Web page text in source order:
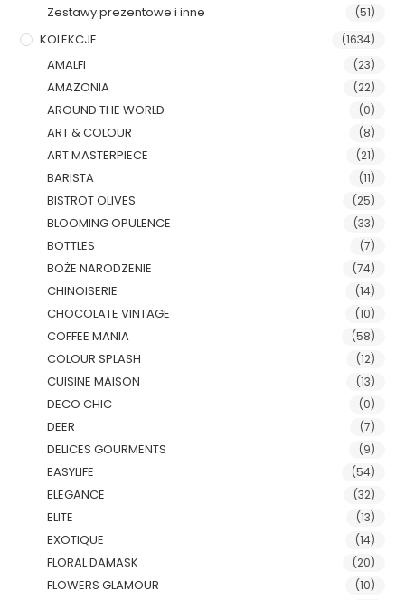
Zestawy prezentowe i inne (51)
KOLEKCJE (1634)
AMALFI (23)
AMAZONIA (22)
AROUND THE WORLD (0)
ART & COLOUR (8)
ART MASTERPIECE (21)
BARISTA (11)
BISTROT OLIVES (25)
BLOOMING OPULENCE (33)
BOTTLES (7)
BOŻE NARODZENIE (74)
CHINOISERIE (14)
CHOCOLATE VINTAGE (10)
COFFEE MANIA (58)
COLOUR SPLASH (12)
CUISINE MAISON (13)
DECO CHIC (0)
DEER (7)
DELICES GOURMENTS (9)
EASYLIFE (54)
ELEGANCE (32)
ELITE (13)
EXOTIQUE (14)
FLORAL DAMASK (20)
FLOWERS GLAMOUR (10)